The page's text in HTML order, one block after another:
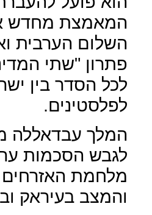
המאמצת מחדש
השלום הערבית
פתרון "שתי
לכל הסדר בין
לפלסטינים.
המלך עבדאללה
לגבש הסכמות
מלחמת האזרחים
והמצב בעיראק